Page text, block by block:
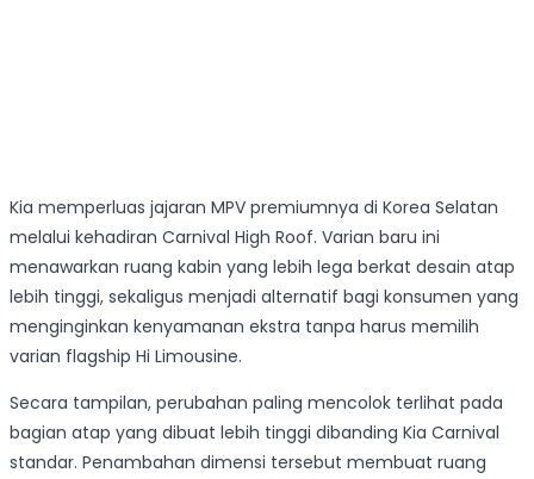
Kia memperluas jajaran MPV premiumnya di Korea Selatan
melalui kehadiran Carnival High Roof. Varian baru ini
menawarkan ruang kabin yang lebih lega berkat desain atap
lebih tinggi, sekaligus menjadi alternatif bagi konsumen yang
menginginkan kenyamanan ekstra tanpa harus memilih
varian flagship Hi Limousine.
Secara tampilan, perubahan paling mencolok terlihat pada
bagian atap yang dibuat lebih tinggi dibanding Kia Carnival
standar. Penambahan dimensi tersebut membuat ruang